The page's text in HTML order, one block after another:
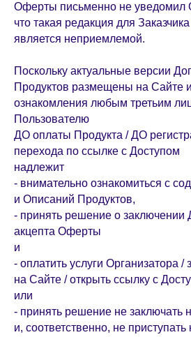
Оферты письменно не уведомил
что такая редакция для
является неприемлемой.
Поскольку актуальные версии
Продуктов размещены на Сайте
ознакомления любым третьим
Пользователю
ДО оплаты Продукта / ДО
перехода по ссылке с Доступом
надлежит
- внимательно ознакомиться с
и Описаний Продуктов,
- принять решение о заключении
акцепта Оферты
и
- оплатить услуги Организатора /
на Сайте / открыть ссылку с
или
- принять решение не заключать
и, соответственно, не